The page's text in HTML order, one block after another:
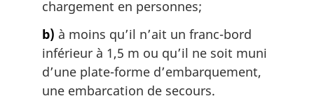
chargement en personnes;
b) à moins qu’il n’ait un franc-bord
inférieur à 1,5 m ou qu’il ne soit muni
d’une plate-forme d’embarquement,
une embarcation de secours.